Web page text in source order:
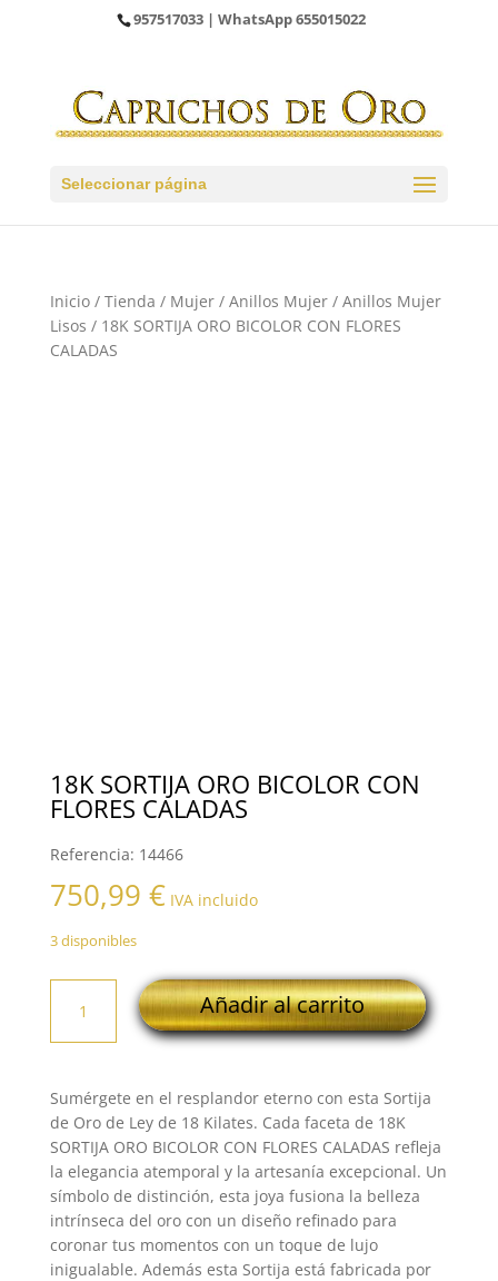
957517033 | WhatsApp655015022
Seleccionar página
Inicio/ Tienda / Mujer/ Anillos Mujer/ Anillos Mujer
Lisos / 18K SORTIJA ORO BICOLOR CON FLORES
CALADAS
18K SORTIJA ORO BICOLOR CON
FLORES CALADAS
Referencia: 14466
750,99 € IVA incluido
3 disponibles
SORTIJA
ORO
FLORES
cantidad
Añadir al carrito
Sumérgete en el resplandor eterno con esta Sortija
de Oro de Ley de 18 Kilates. Cada faceta de 18K
SORTIJA ORO BICOLOR CON FLORES CALADAS refleja
la elegancia atemporal y la artesanía excepcional. Un
símbolo de distinción, esta joya fusiona la belleza
intrínseca del oro con un diseño refinado para
coronar tus momentos con un toque de lujo
inigualable. Además esta Sortija está fabricada por